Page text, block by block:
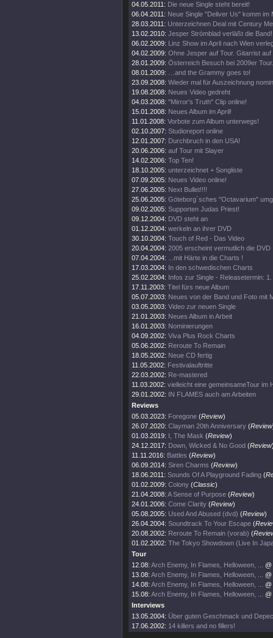
04.05.2011: Die neue Single steht bereit!
06.04.2011: Neue Single "Deliver Us" komm im
28.03.2011: Unterzeichnen Deal mit Century
13.02.2010: Jesper Strömblad verläßt die Band!
06.02.2009: Linz Show im April nach Wien
04.02.2009: Ohne Jesper auf Tour. Gitarrist auf
28.01.2009: Österreich Besuch bei 2009er Tour.
08.01.2009:
…and the Grammy goes to!
23.09.2008: Wieder mal für Auszeichnung
19.08.2008: Neues Video gedreht
04.03.2008: "Mirror's Truth" Clip online!
15.01.2008: Neues Album im April!
11.01.2008: Vorbote zum Album unterwegs!
02.10.2007: Studioreport online
12.01.2007: Durchbruch in den USA!
20.06.2006: auf Tour mit Slayer
14.02.2006: Top Ten!
18.10.2005: unterzeichnet + Songliste
07.09.2005: Neues Video online!
27.06.2005: Next Bullet!!!!
25.06.2005: Göteborg´sches "Octavarium"
09.02.2005: Supporten Judas Priest!
09.12.2004: DVD steht an
01.12.2004: werkeln an ihrer DVD
30.10.2004: Touch of Red - Das Video
20.04.2004: 2005 erscheint vermutlich die DVD
07.04.2004:
...mit Härte in die Charts !
17.03.2004: In den schwedischen Charts
25.02.2004: Infos zur Single - Releasetermin:
17.11.2003: Titel fürs neue Album
05.07.2003: Neues von der Band und Foto mit
03.05.2003: Video zur neuen Single
21.01.2003: Neues Album in Arbeit
16.01.2003: Nominierungen
04.09.2002: Viva Plus Rock Charts
05.06.2002: Reroute To Remain
18.05.2002: Neue CD fertig
11.05.2002: Festivalauftritte
22.03.2002: Re-mastered
11.03.2002: vielleicht eine gemeinsameTour im
29.01.2002: IN FLAMES auch am Arbeiten
Reviews
05.03.2023: Foregone (Review)
26.07.2020: Clayman 20th Anniversary (Review
01.03.2019: I, The Mask (Review)
24.12.2017: Down, Wicked & No Good (Review
11.11.2016: Battles (Review)
06.09.2014: Siren Charms (Review)
18.06.2011: Sounds Of A Playground Fading (
01.02.2009: Colony (Classic)
21.04.2008: A Sense of Purpose (Review)
24.01.2006: Come Clarity (Review)
05.08.2005: Used And Abused (dvd) (Review)
26.04.2004: Soundtrack To Your Escape (
20.08.2002: Reroute To Remain (vorab) (
01.02.2002: The Tokyo Showdown (Live In
Tour
12.08: Arch Enemy, In Flames, Helloween, ...
13.08: Arch Enemy, In Flames, Helloween, ...
14.08: Arch Enemy, In Flames, Helloween, ...
15.08: Arch Enemy, In Flames, Helloween, ...
Interviews
13.05.2004: Über guten Geschmack und
17.06.2002: 14 killers and no fillers!